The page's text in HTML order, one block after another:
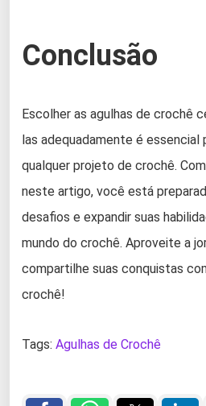
Conclusão
Escolher as agulhas de crochê
las adequadamente é essencial
qualquer projeto de crochê.
neste artigo, você está
desafios e expandir suas
mundo do crochê. Aproveite a
compartilhe suas conquistas
crochê!
Tags: Agulhas de Crochê